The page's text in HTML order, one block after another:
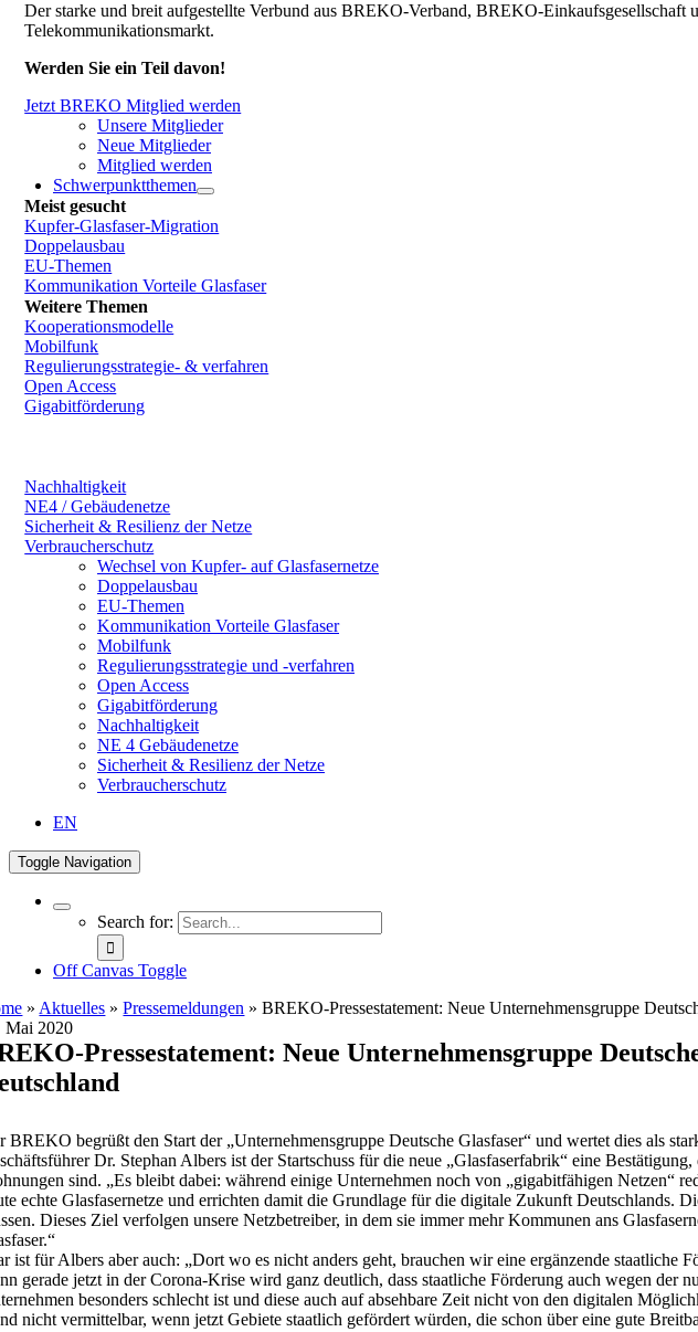
Der starke und breit aufgestellte Verbund aus BREKO-Verband, BREKO-
Telekommunikationsmarkt.
Werden Sie ein Teil davon!
Jetzt BREKO Mitglied werden
Unsere Mitglieder
Neue Mitglieder
Mitglied werden
Schwerpunktthemen
Meist gesucht
Kupfer-Glasfaser-Migration
Doppelausbau
EU-Themen
Kommunikation Vorteile Glasfaser
Weitere Themen
Kooperationsmodelle
Mobilfunk
Regulierungsstrategie- & verfahren
Open Access
Gigabitförderung
Nachhaltigkeit
NE4 / Gebäudenetze
Sicherheit & Resilienz der Netze
Verbraucherschutz
Wechsel von Kupfer- auf Glasfasernetze
Doppelausbau
EU-Themen
Kommunikation Vorteile Glasfaser
Mobilfunk
Regulierungsstrategie und -verfahren
Open Access
Gigabitförderung
Nachhaltigkeit
NE 4 Gebäudenetze
Sicherheit & Resilienz der Netze
Verbraucherschutz
EN
Toggle Navigation
Search for:
Off Canvas Toggle
» Aktuelles »Pressemeldungen »BREKO-Pressestatement: Neue Unternehmensgruppe
Mai 2020
Pressestatement: Neue Unternehmensgruppe
BREKO begrüßt den Start der „Unternehmensgruppe Deutsche Glasfaser“ und wertet dies als
Dr. Stephan Albers ist der Startschuss für die neue „Glasfaserfabrik“ eine
sind. „Es bleibt dabei: während einige Unternehmen noch von „gigabitfähigen Netzen“
echte Glasfasernetze und errichten damit die Grundlage für die digitale Zukunft Deutschlands.
Dieses Ziel verfolgen unsere Netzbetreiber, in dem sie immer mehr Kommunen ans
ist für Albers aber auch: „Dort wo es nicht anders geht, brauchen wir eine ergänzende staatliche
gerade jetzt in der Corona-Krise wird ganz deutlich, dass staatliche Förderung auch wegen
besonders schlecht ist und diese auch auf absehbare Zeit nicht von den digitalen
nicht vermittelbar, wenn jetzt Gebiete staatlich gefördert würden, die schon über eine gute